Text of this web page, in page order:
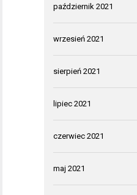
październik 2021
wrzesień 2021
sierpień 2021
lipiec 2021
czerwiec 2021
maj 2021